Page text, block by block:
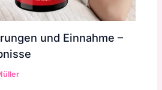
und Einnahme –